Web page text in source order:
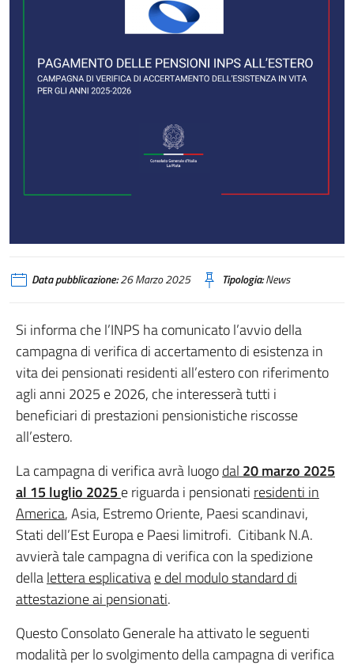
Data pubblicazione:26 Marzo 2025 Tipologia:News
Si informa che l’INPS ha comunicato l’avvio della
campagna di verifica di accertamento di esistenza in
vita dei pensionati residenti all’estero con riferimento
agli anni 2025 e 2026, che interesserà tutti i
beneficiari di prestazioni pensionistiche riscosse
all’estero.
La campagna di verifica avrà luogodal 20marzo 2025
al 15 luglio 2025 e riguarda i pensionati residenti in
America, Asia, Estremo Oriente, Paesi scandinavi,
Stati dell’Est Europa e Paesi limitrofi. Citibank N.A.
avvierà tale campagna di verifica con la spedizione
dellalettera esplicativae del modulo standard di
attestazione ai pensionati.
Questo Consolato Generale ha attivato le seguenti
modalità per lo svolgimento della campagna di verifica